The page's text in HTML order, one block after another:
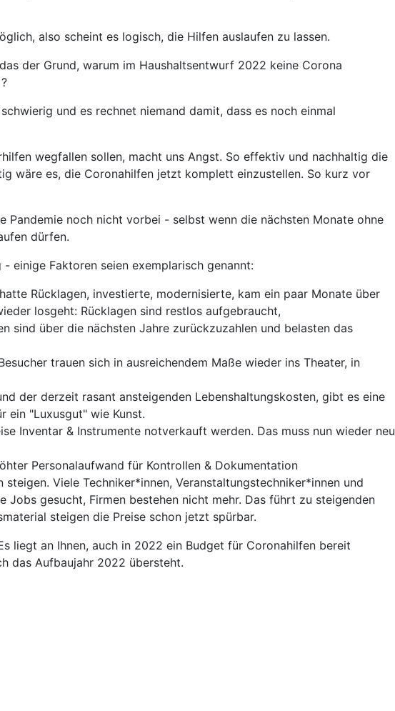
also scheint es logisch, die Hilfen auslaufen zu lassen.
der Grund, warum im Haushaltsentwurf 2022 keine Corona
und es rechnet niemand damit, dass es noch einmal
wegfallen sollen, macht uns Angst. So effektiv und nachhaltig die
wäre es, die Coronahilfen jetzt komplett einzustellen. So kurz vor
Pandemie noch nicht vorbei - selbst wenn die nächsten Monate ohne
dürfen.
einige Faktoren seien exemplarisch genannt:
Rücklagen, investierte, modernisierte, kam ein paar Monate über
losgeht: Rücklagen sind restlos aufgebraucht,
sind über die nächsten Jahre zurückzuzahlen und belasten das
trauen sich in ausreichendem Maße wieder ins Theater, in
der derzeit rasant ansteigenden Lebenshaltungskosten, gibt es eine
ein "Luxusgut" wie Kunst.
Inventar & Instrumente notverkauft werden. Das muss nun wieder neu
Personalaufwand für Kontrollen & Dokumentation
Viele Techniker*innen, Veranstaltungstechniker*innen und
Jobs gesucht, Firmen bestehen nicht mehr. Das führt zu steigenden
steigen die Preise schon jetzt spürbar.
liegt an Ihnen, auch in 2022 ein Budget für Coronahilfen bereit
das Aufbaujahr 2022 übersteht.